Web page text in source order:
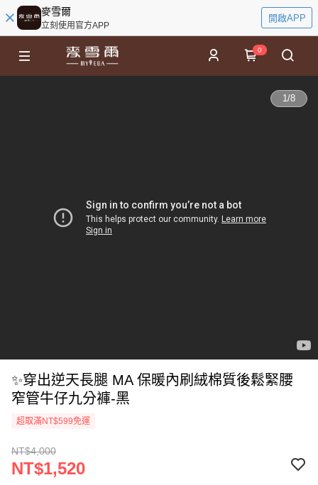
麥雪爾
立刻使用官方APP
開啟APP
0
1/8
✨穿出逆天長腿 MA 保暖內刷絨棉質後鬆緊腰
窄管牛仔九分褲-黑
超取滿NT$599免運
NT$4,000
NT$1,520